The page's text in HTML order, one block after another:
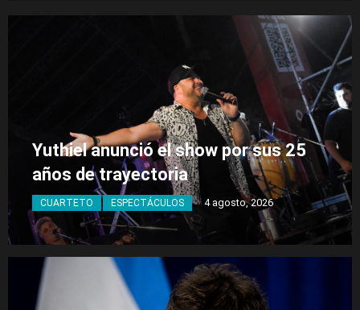
Yuthiel anunció el show por sus 25
años de trayectoria
CUARTETO ESPECTÁCULOS 4 agosto, 2026